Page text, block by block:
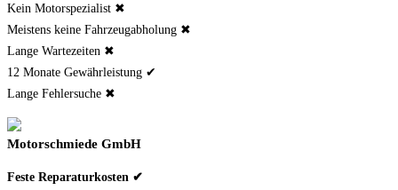
Kein Motorspezialist ✖
Meistens keine Fahrzeugabholung ✖
Lange Wartezeiten ✖
12 Monate Gewährleistung ✔
Lange Fehlersuche ✖
Motorschmiede GmbH
Feste Reparaturkosten ✔